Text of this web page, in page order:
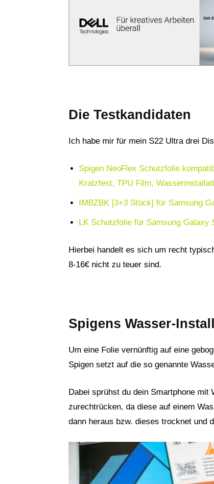
Die Testkandidaten
Ich habe mir für mein S22 Ultra drei
Spigen NeoFlex Schutzfolie
Kratzfest, TPU Film,
IMBZBK [3+3 Stück] für Samsung
LK Schutzfolie für Samsung Galaxy
Hierbei handelt es sich um recht
8-16€ nicht zu teuer sind.
Spigens Wasser-
Um eine Folie vernünftig auf eine
Spigen setzt auf die so genannte
Dabei sprühst du dein Smartphone
zurechtrücken, da diese auf einem
dann heraus bzw. dieses trocknet und